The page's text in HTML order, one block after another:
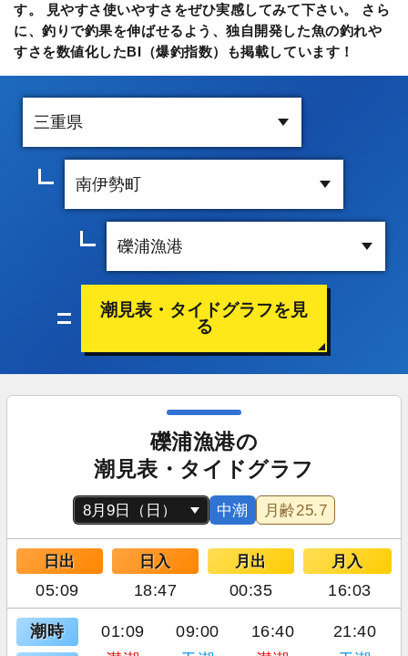
す。 見やすさ使いやすさをぜひ実感してみて下さい。 さら
に、釣りで釣果を伸ばせるよう、独自開発した魚の釣れや
すさを数値化したBI（爆釣指数）も掲載しています！
潮見表・タイドグラフを見
る
礫浦漁港の
潮見表・タイドグラフ
中潮 月齢25.7
日出 日入 月出 月入
05:09 18:47 00:35 16:03
潮時 01:09 09:00 16:40 21:40